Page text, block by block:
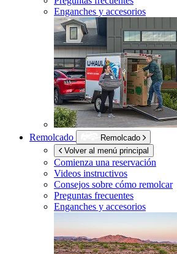
Enganches y accesorios
Remolcado
Remolcado
Volver al menú principal
Comienza una reservación
Videos instructivos
Consejos sobre cómo remolcar
Preguntas frecuentes
Enganches y accesorios